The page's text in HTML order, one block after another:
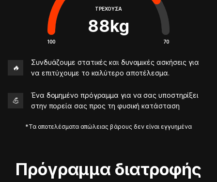
ΤΡΈΧΟΥΣΑ
88kg
100 70
🔥
Συνδυάζουμε στατικές και δυναμικές ασκήσεις για
να επιτύχουμε το καλύτερο αποτέλεσμα.
💪
Ένα δομημένο πρόγραμμα για να σας υποστηρίξει
στην πορεία σας προς τη φυσική κατάσταση
*Τα αποτελέσματα απώλειας βάρους δεν είναι εγγυημένα
Πρόγραμμα διατροφής